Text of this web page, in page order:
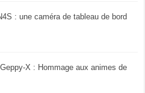
: une caméra de tableau de bord
X : Hommage aux animes de